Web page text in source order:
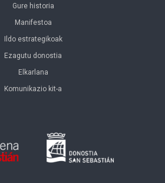
Gure historia
Manifestoa
Ildo estrategikoak
Ezagutu donostia
Elkarlana
Komunikazio kit-a